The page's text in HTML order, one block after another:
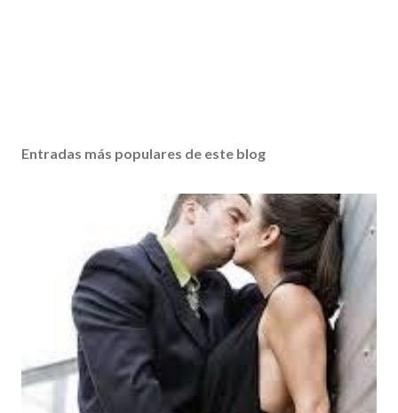
Entradas más populares de este blog